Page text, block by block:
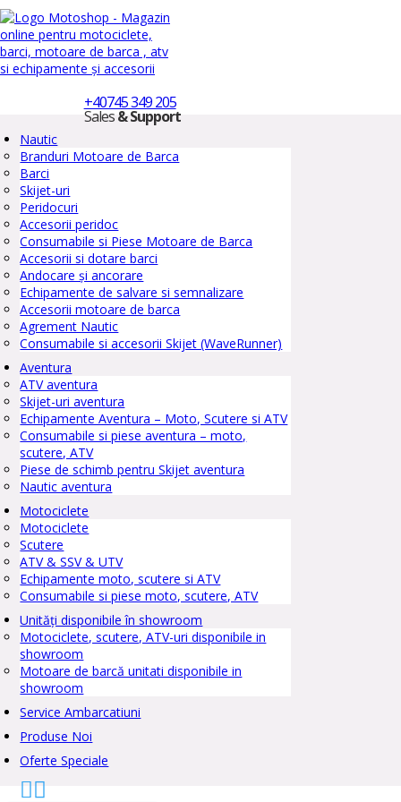
+40745 349 205
Sales& Support
Nautic
Branduri Motoare de Barca
Barci
Skijet-uri
Peridocuri
Accesorii peridoc
Consumabile si Piese Motoare de Barca
Accesorii si dotare barci
Andocare și ancorare
Echipamente de salvare si semnalizare
Accesorii motoare de barca
Agrement Nautic
Consumabile si accesorii Skijet (WaveRunner)
Aventura
ATV aventura
Skijet-uri aventura
Echipamente Aventura – Moto, Scutere si ATV
Consumabile si piese aventura – moto,
scutere, ATV
Piese de schimb pentru Skijet aventura
Nautic aventura
Motociclete
Motociclete
Scutere
ATV & SSV & UTV
Echipamente moto, scutere si ATV
Consumabile si piese moto, scutere, ATV
Unități disponibile în showroom
Motociclete, scutere, ATV-uri disponibile in
showroom
Motoare de barcă unitati disponibile in
showroom
Service Ambarcatiuni
Produse Noi
Oferte Speciale
 